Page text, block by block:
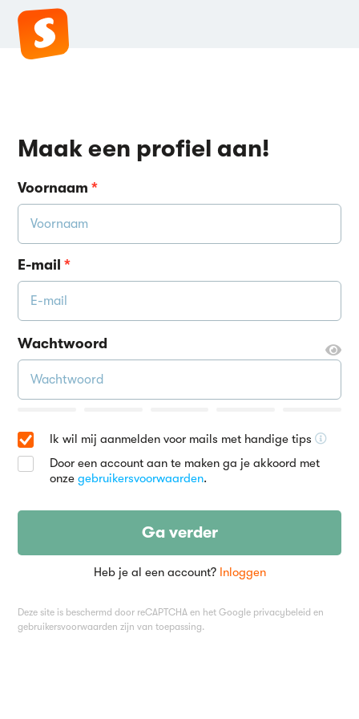
Maak een profiel aan!
Voornaam*
E-mail*
Wachtwoord
Ik wil mij aanmelden voor mails met handige tips
Door een account aan te maken ga je akkoord met
onzegebruikersvoorwaarden.
Deze site is beschermd door reCAPTCHA en het Google privacybeleid en
gebruikersvoorwaarden zijn van toepassing.
Ga verder
Heb je al een account? Inloggen